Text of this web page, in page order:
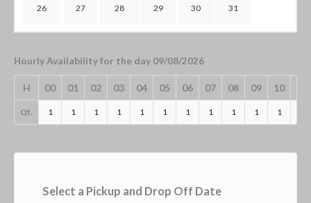
26 27 28 29 30 31
Hourly Availability for the day 09/08/2026
H 00 01 02 03 04 05 06 07 08 09 10
Qt. 1 1 1 1 1 1 1 1 1 1 1
Select a Pickup and Drop Off Date